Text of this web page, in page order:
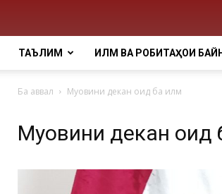
ТАЪЛИМ ИЛМ ВА РОБИТАҲОИ
Ба аввал Муовини декан оид ба илм
Муовини декан оид